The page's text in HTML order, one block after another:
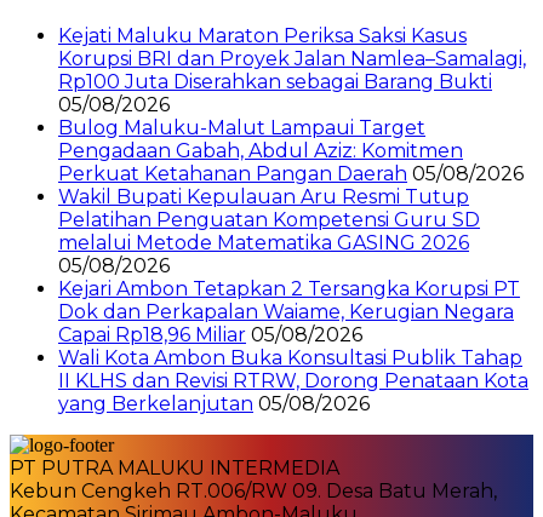
Kejati Maluku Maraton Periksa Saksi Kasus
Korupsi BRI dan Proyek Jalan Namlea–Samalagi,
Rp100 Juta Diserahkan sebagai Barang Bukti
05/08/2026
Bulog Maluku-Malut Lampaui Target
Pengadaan Gabah, Abdul Aziz: Komitmen
Perkuat Ketahanan Pangan Daerah 05/08/2026
Wakil Bupati Kepulauan Aru Resmi Tutup
Pelatihan Penguatan Kompetensi Guru SD
melalui Metode Matematika GASING 2026
05/08/2026
Kejari Ambon Tetapkan 2 Tersangka Korupsi PT
Dok dan Perkapalan Waiame, Kerugian Negara
Capai Rp18,96 Miliar 05/08/2026
Wali Kota Ambon Buka Konsultasi Publik Tahap
II KLHS dan Revisi RTRW, Dorong Penataan Kota
yang Berkelanjutan 05/08/2026
PT PUTRA MALUKU INTERMEDIA
Kebun Cengkeh RT.006/RW 09. Desa Batu Merah,